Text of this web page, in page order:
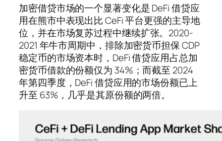
加密借贷市场的一个显著变化是 DeFi 借贷应
用在熊市中表现出比 CeFi 平台更强的主导地
位，并在市场复苏过程中继续扩张。2020-
2021 年牛市周期中，排除加密货币担保 CDP
稳定币的市场资本时，DeFi 借贷应用占总加
密货币借款的份额仅为 34%；而截至 2024
年第四季度，DeFi 借贷应用的市场份额已上
升至 63%，几乎是其原份额的两倍。